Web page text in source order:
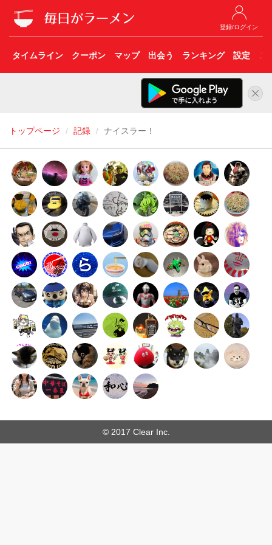
登録/ログイン
タイムライン クーポン マップ 出会う ランキング 設定 こ
トップページ 記録 ナイスラー！
© 2017 Clear Inc.